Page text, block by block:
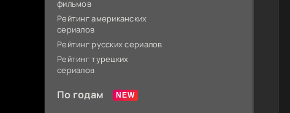
фильмов
Рейтинг американских
сериалов
Рейтинг русских сериалов
Рейтинг турецких
сериалов
По годам